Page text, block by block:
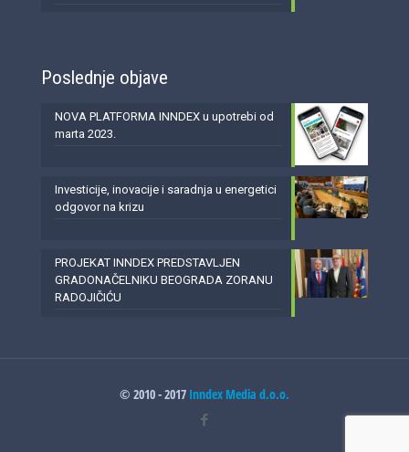
Poslednje objave
NOVA PLATFORMA INNDEX u upotrebi od
marta 2023.
Investicije, inovacije i saradnja u energetici
odgovor na krizu
PROJEKAT INNDEX PREDSTAVLJEN
GRADONAČELNIKU BEOGRADA ZORANU
RADOJIČIĆU
© 2010 - 2017 Inndex Media d.o.o.